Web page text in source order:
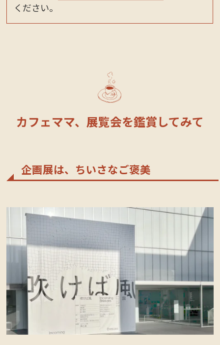
ください。
カフェママ、展覧会を鑑賞してみて
企画展は、ちいさなご褒美